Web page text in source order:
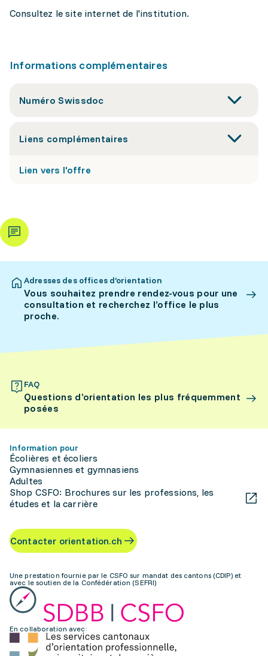
Consultez le site internet de l'institution.
Informations complémentaires
Numéro Swissdoc
Liens complémentaires
Lien vers l'offre
Adresses des offices d’orientation
Vous souhaitez prendre rendez-vous pour une
consultation et recherchez l’office le plus
proche.
FAQ
Questions d’orientation les plus fréquemment
posées
Information pour
Écolières et écoliers
Gymnasiennes et gymnasiens
Adultes
Shop CSFO: Brochures sur les professions, les
études et la carrière
Contacter orientation.ch
Une prestation fournie par le CSFO sur mandat des cantons (CDIP) et
avec le soutien de la Confédération (SEFRI)
En collaboration avec: